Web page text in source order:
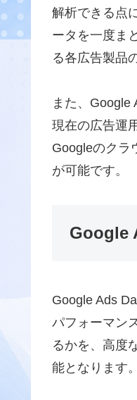
解析できる点
ータを一度ま
る各広告製品
また、Google
現在の広告運
Googleのクラ
が可能です。
Google
Google Ads
パフォーマン
るかを、高度
能となります。